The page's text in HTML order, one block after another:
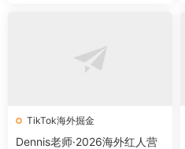
TikTok海外掘金
Dennis老师·2026海外红人营